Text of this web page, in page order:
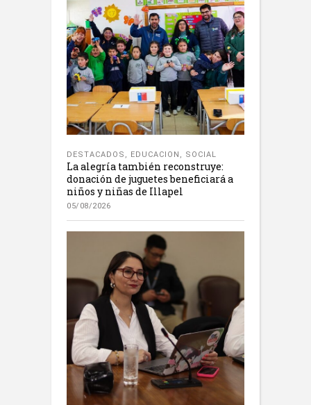
DESTACADOS , EDUCACION , SOCIAL
La alegría también reconstruye:
donación de juguetes beneficiará a
niños y niñas de Illapel
05/08/2026